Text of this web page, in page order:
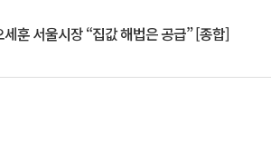
훈 서울시장 “집값 해법은 공급” [종합]